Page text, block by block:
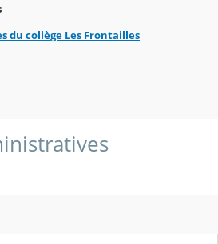
du collège Les Frontailles